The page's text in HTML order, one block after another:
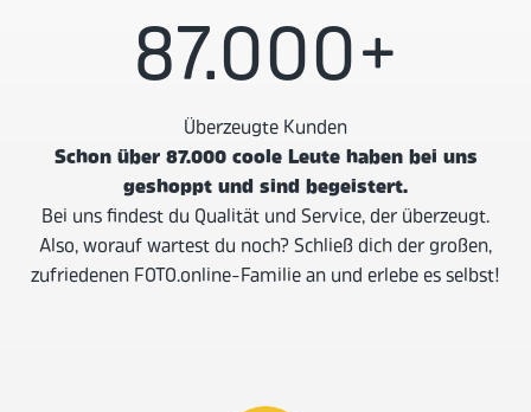
87.000+
Überzeugte Kunden
Schon über 87.000 coole Leute haben bei uns
geshoppt und sind begeistert.
Bei uns findest du Qualität und Service, der überzeugt.
Also, worauf wartest du noch? Schließ dich der großen,
zufriedenen FOTO.online-Familie an und erlebe es selbst!